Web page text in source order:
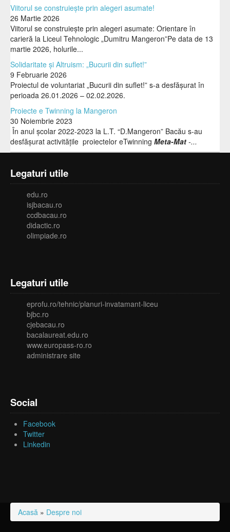
Viitorul se construiește prin alegeri asumate!
26 Martie 2026
Viitorul se construiește prin alegeri asumate: Orientare în
carieră la Liceul Tehnologic „Dumitru Mangeron”Pe data de 13
martie 2026, holurile...
Solidaritate și Altruism: „Bucurii din suflet!”
9 Februarie 2026
Proiectul de voluntariat „Bucurii din suflet!” s-a desfășurat în
perioada 26.01.2026 – 02.02.2026.
Proiecte e Twinning la Mangeron
30 Noiembrie 2023
În anul școlar 2022-2023 la L.T. “D.Mangeron” Bacău s-au
desfășurat activitățile proiectelor eTwinning Meta-Mat -...
Legaturi utile
edu.ro
isjbacau.ro
ccdbacau.ro
didactic.ro
olimpiade.ro
Legaturi utile
eprofu.ro/tehnic/planuri-invatamant-liceu
bjbc.ro
cjebacau.ro
bacalaureat.edu.ro
www.europass-ro.ro
administrare site
Social
Facebook
Twitter
Linkedin
Eşti aici
Acasă » Despre noi